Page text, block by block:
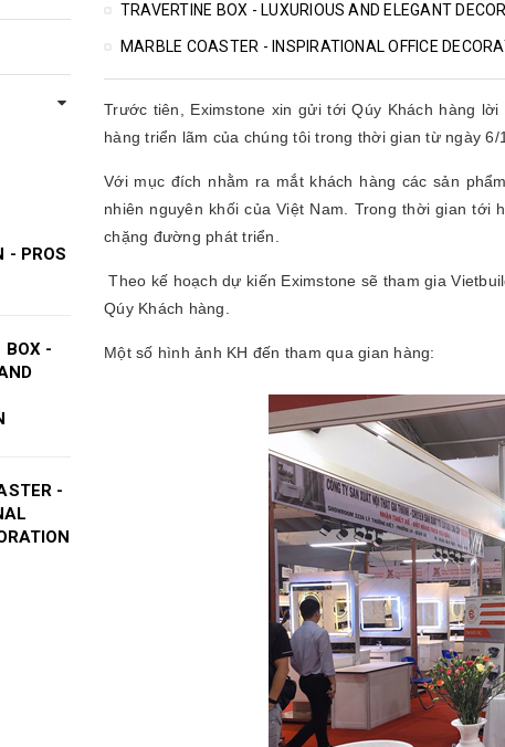
TRAVERTINE BOX - LUXURIOUS AND ELEGANT
MARBLE COASTER - INSPIRATIONAL OFFICE
Trước tiên, Eximstone xin gửi tới Qúy Khách hàng
hàng triển lãm của chúng tôi trong thời gian từ ngày
Với mục đích nhằm ra mắt khách hàng các sản
nhiên nguyên khối của Việt Nam. Trong thời gian tới
chặng đường phát triển.
Theo kế hoạch dự kiến Eximstone sẽ tham gia
Qúy Khách hàng.
Một số hình ảnh KH đến tham qua gian hàng:
- PROS
BOX -
-